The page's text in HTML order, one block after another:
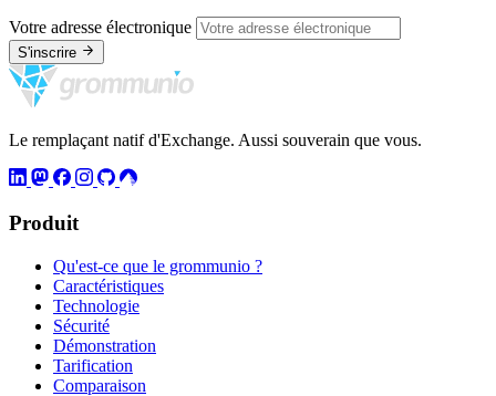
Votre adresse électronique
S'inscrire
Le remplaçant natif d'Exchange. Aussi souverain que vous.
Produit
Qu'est-ce que le grommunio ?
Caractéristiques
Technologie
Sécurité
Démonstration
Tarification
Comparaison